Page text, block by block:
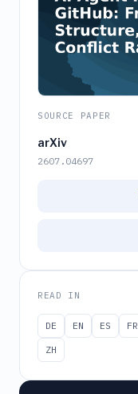
SOURCE PAPER
arXiv
2607.04697
READ IN
DE EN ES FR
ZH